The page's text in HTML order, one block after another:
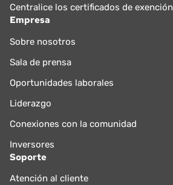
Centralice los certificados de exención
Empresa
Sobre nosotros
Sala de prensa
Oportunidades laborales
Liderazgo
Conexiones con la comunidad
Inversores
Soporte
Atención al cliente